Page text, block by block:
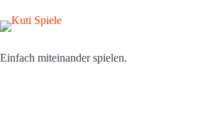
Inhalt
springen
Einfach miteinander spielen.